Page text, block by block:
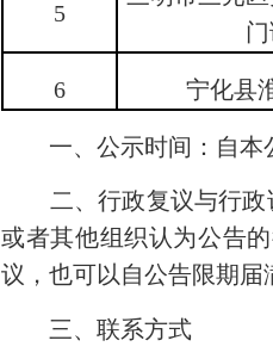
5
6 宁化县
一、公示时间：自本
二、行政复议与行政诉
或者其他组织认为公告
议，也可以自公告限期届
三、联系方式